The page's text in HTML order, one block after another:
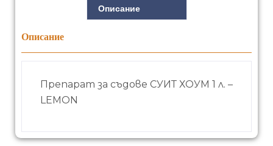
Описание
Описание
Препарат за съдове СУИТ ХОУМ 1 л. –
LEMON